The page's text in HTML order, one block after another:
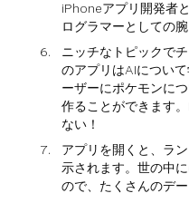
iPhoneアプリ開発者
ログラマーとしての
ニッチなトピックで
のアプリはAIについ
ーザーにポケモンに
作ることができます
ない！
アプリを開くと、ラ
示されます。世の中
ので、たくさんのデ